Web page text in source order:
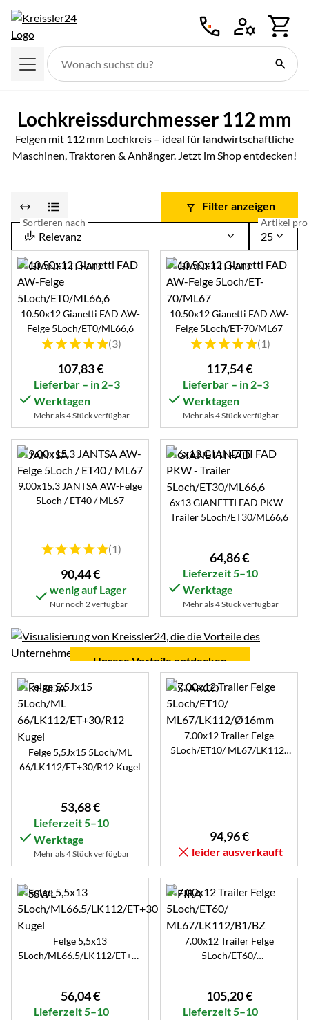
Lochkreissdurchmesser 112 mm
Felgen mit 112 mm Lochkreis – ideal für landwirtschaftliche
Maschinen, Traktoren & Anhänger. Jetzt im Shop entdecken!
Filter anzeigen
Sortieren nach
Relevanz
Artikel pro
25
10.50x12 Gianetti FAD AW-
Felge 5Loch/ET0/ML66,6
Bewertung: 5 von 5 (3 Bewertungen)
(3)
107,83€
Lieferbar – in 2–3
Werktagen
Mehr als 4 Stück verfügbar
10.50x12 Gianetti FAD AW-
Felge 5Loch/ET-70/ML67
Bewertung: 5 von 5 (1
(1)
117,54€
Lieferbar – in 2–3
Werktagen
Mehr als 4 Stück verfügbar
9.00x15.3 JANTSA AW-Felge
5Loch / ET40 / ML67
Bewertung: 5 von 5 (1 Bewertungen)
(1)
90,44€
wenig auf Lager
Nur noch 2 verfügbar
6x13 GIANETTI FAD PKW -
Trailer 5Loch/ET30/ML66,6
64,86€
Lieferzeit 5–10
Werktage
Mehr als 4 Stück verfügbar
Unsere Vorteile entdecken
Felge 5,5Jx15 5Loch/ML
66/LK112/ET+30/R12 Kugel
53,68€
Lieferzeit 5–10
Werktage
Mehr als 4 Stück verfügbar
7.00x12 Trailer Felge
5Loch/ET10/ ML67/LK112/
94,96€
leider ausverkauft
Felge 5,5x13
5Loch/ML66.5/LK112/ET+30
56,04€
Lieferzeit 5–10
7.00x12 Trailer Felge
5Loch/ET60/
105,20€
Lieferzeit 5–10